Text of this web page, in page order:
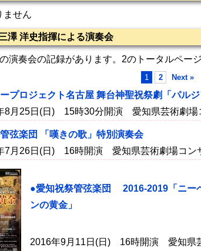
ません
澤 洋史指揮による演奏会
演奏会の記録があります。2のトータルペー
1 2 Next »
プロジェクト名古屋 舞台神聖祝祭劇「パル
8月25日(日) 15時30分開演 愛知県芸術劇場
弦楽団 「嘆きの歌」特別演奏会
7月26日(日) 16時開演 愛知県芸術劇場コン
●愛知祝祭管弦楽団 2016-2019「ニー
ンの黄金」
2016年9月11日(日) 16時開演 愛知県